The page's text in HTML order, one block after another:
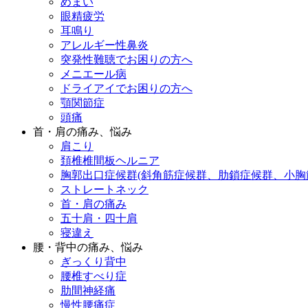
眼精疲労
耳鳴り
アレルギー性鼻炎
突発性難聴でお困りの方へ
メニエール病
ドライアイでお困りの方へ
顎関節症
頭痛
首・肩の痛み、悩み
肩こり
頚椎椎間板ヘルニア
胸郭出口症候群(斜角筋症候群、肋鎖症候群、小
ストレートネック
首・肩の痛み
五十肩・四十肩
寝違え
腰・背中の痛み、悩み
ぎっくり背中
腰椎すべり症
肋間神経痛
慢性腰痛症